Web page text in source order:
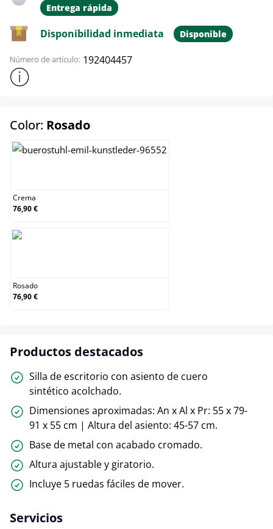
Entrega rápida
Disponibilidad inmediata Disponible
Número de artículo: 192404457
Mostrar más información sobre el producto
Color: Rosadoselect
Crema
76,90 €
Rosado
76,90 €
Productos destacados
Silla de escritorio con asiento de cuero
sintético acolchado.
Dimensiones aproximadas: An x Al x Pr: 55 x 79-
91 x 55 cm | Altura del asiento: 45-57 cm.
Base de metal con acabado cromado.
Altura ajustable y giratorio.
Incluye 5 ruedas fáciles de mover.
Servicios